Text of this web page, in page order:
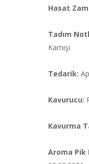
Hasat
Tadım
Kamışı
Tedarik:
Kavurucu:
Kavurma
Aroma Pik